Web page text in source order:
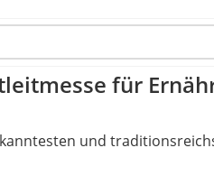
für
und